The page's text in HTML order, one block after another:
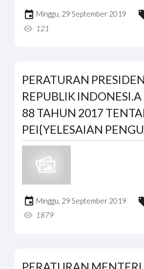
Minggu, 29 September 2019
121
PERATURAN PRESIDEN
REPUBLIK
88 TAHUN 2017
PEI{YELESAIAN
Minggu, 29 September 2019
1879